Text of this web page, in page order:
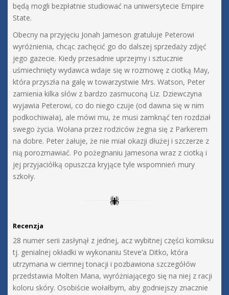
będą mogli bezpłatnie studiować na uniwersytecie Empire
State.
Obecny na przyjęciu Jonah Jameson gratuluje Peterowi
wyróżnienia, chcąc zachęcić go do dalszej sprzedaży zdjęć
jego gazecie. Kiedy przesadnie uprzejmy i sztucznie
uśmiechnięty wydawca wdaje się w rozmowę z ciotką May,
która przyszła na galę w towarzystwie Mrs. Watson, Peter
zamienia kilka słów z bardzo zasmuconą Liz. Dziewczyna
wyjawia Peterowi, co do niego czuje (od dawna się w nim
podkochiwała), ale mówi mu, że musi zamknąć ten rozdział
swego życia. Wołana przez rodziców żegna się z Parkerem
na dobre. Peter żałuje, że nie miał okazji dłużej i szczerze z
nią porozmawiać. Po pożegnaniu Jamesona wraz z ciotką i
jej przyjaciółką opuszcza kryjące tyle wspomnień mury
szkoły.
Recenzja
28 numer serii zasłynął z jednej, acz wybitnej części komiksu
tj. genialnej okładki w wykonaniu Steve’a Ditko, która
utrzymana w ciemnej tonacji i pozbawiona szczegółów
przedstawia Molten Mana, wyróżniającego się na niej z racji
koloru skóry. Osobiście wołałbym, aby godniejszy znacznie